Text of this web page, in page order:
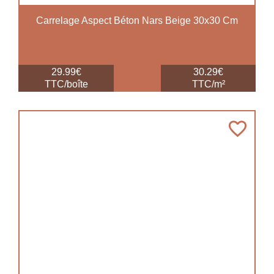
Carrelage Aspect Béton Nars Beige 30x30 Cm
29.99€
TTC/boîte
30.29€
TTC/m²
favorite_border